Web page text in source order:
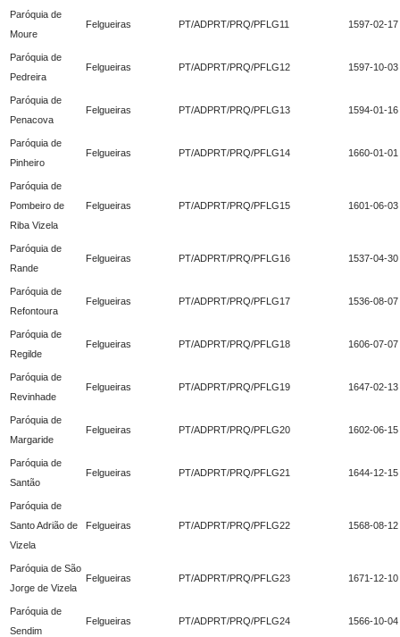
Paróquia de
Moure
Felgueiras PT/ADPRT/PRQ/PFLG11 1597-02-17
Paróquia de
Pedreira
Felgueiras PT/ADPRT/PRQ/PFLG12 1597-10-03
Paróquia de
Penacova
Felgueiras PT/ADPRT/PRQ/PFLG13 1594-01-16
Paróquia de
Pinheiro
Felgueiras PT/ADPRT/PRQ/PFLG14 1660-01-01
Paróquia de
Pombeiro de
Riba Vizela
Felgueiras PT/ADPRT/PRQ/PFLG15 1601-06-03
Paróquia de
Rande
Felgueiras PT/ADPRT/PRQ/PFLG16 1537-04-30
Paróquia de
Refontoura
Felgueiras PT/ADPRT/PRQ/PFLG17 1536-08-07
Paróquia de
Regilde
Felgueiras PT/ADPRT/PRQ/PFLG18 1606-07-07
Paróquia de
Revinhade
Felgueiras PT/ADPRT/PRQ/PFLG19 1647-02-13
Paróquia de
Margaride
Felgueiras PT/ADPRT/PRQ/PFLG20 1602-06-15
Paróquia de
Santão
Felgueiras PT/ADPRT/PRQ/PFLG21 1644-12-15
Paróquia de
Santo Adrião de
Vizela
Felgueiras PT/ADPRT/PRQ/PFLG22 1568-08-12
Paróquia de São
Jorge de Vizela
Felgueiras PT/ADPRT/PRQ/PFLG23 1671-12-10
Paróquia de
Sendim
Felgueiras PT/ADPRT/PRQ/PFLG24 1566-10-04